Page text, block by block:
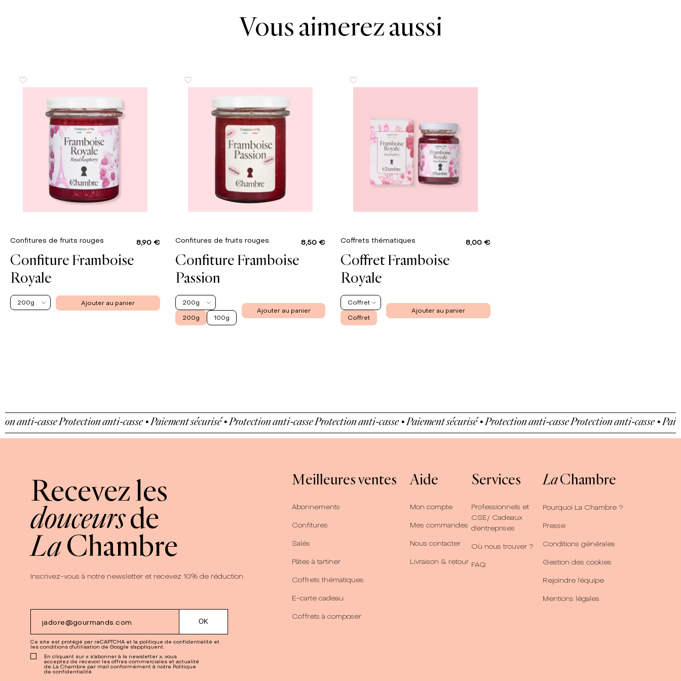
53 g
Vous aimerez aussi
Confitures de fruits rouges 8,90 €
Confiture Framboise
Royale
200g Ajouter au panier
Confitures de fruits rouges 8,50 €
Confiture Framboise
Passion
200g
200g 100g
Ajouter au panier
Coffrets thématiques 8,00 €
Coffret Framboise
Royale
Coffret
Coffret
Ajouter au panier
casseProtection anti-casse • Paiement sécurisé • Protection anti-casseProtection anti-casse • Paiement sécurisé • Protection anti-casseProtection anti-casse •
Recevez les
douceursde
LaChambre
Inscrivez-vous à notre newsletter et recevez 10% de réduction
Ce site est protégé par reCAPTCHA et la politique de confidentialité et
les conditions d'utilisation de Google s'appliquent.
En cliquant sur « s’abonner à la newsletter », vous
acceptez de recevoir les offres commerciales et actualité
de La Chambre par mail conformément à notre Politique
de confidentialité.
Meilleures ventes
Abonnements
Confitures
Salés
Pâtes à tartiner
Coffrets thématiques
E-carte cadeau
Coffrets à composer
Aide
Mon compte
Mes commandes
Nous contacter
Livraison & retour
Services
Professionnels et
CSE/ Cadeaux
d’entreprises
Où nous trouver ?
FAQ
LaChambre
Pourquoi La Chambre ?
Presse
Conditions générales
Gestion des cookies
Rejoindre l’équipe
Mentions légales